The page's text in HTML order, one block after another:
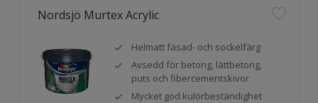
Nordsjö Murtex Acrylic
Helmatt fasad- och sockelfärg
Avsedd för betong, lättbetong,
puts och fibercementskivor
Mycket god kulörbeständighet